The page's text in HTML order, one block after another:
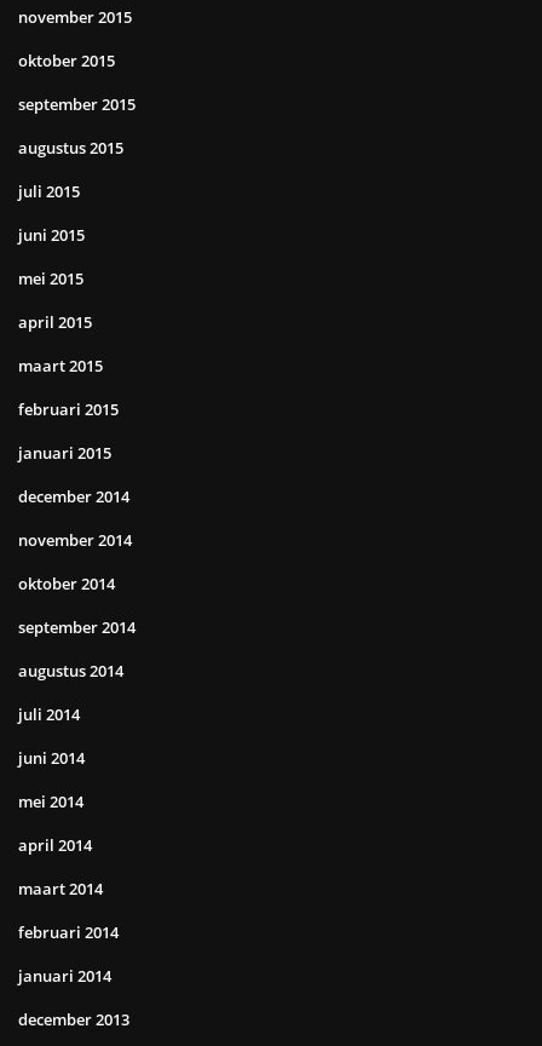
november 2015
oktober 2015
september 2015
augustus 2015
juli 2015
juni 2015
mei 2015
april 2015
maart 2015
februari 2015
januari 2015
december 2014
november 2014
oktober 2014
september 2014
augustus 2014
juli 2014
juni 2014
mei 2014
april 2014
maart 2014
februari 2014
januari 2014
december 2013